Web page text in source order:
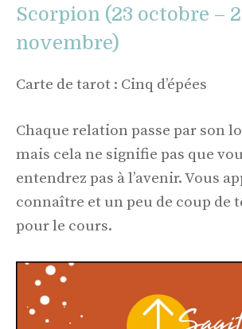
Scorpion (23 octobre –
novembre)
Carte de tarot : Cinq d’épées
Chaque relation passe par son
mais cela ne signifie pas que
entendrez pas à l’avenir. Vous
connaître et un peu de coup de
pour le cours.